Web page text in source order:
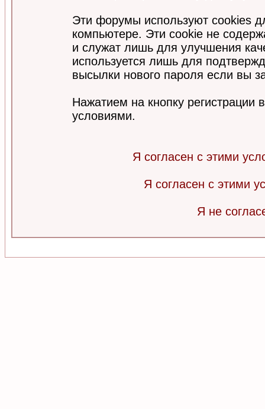
Эти форумы используют cookies
компьютере. Эти cookie не
и служат лишь для улучшения
используется лишь для
высылки нового пароля если вы
Нажатием на кнопку регистрации
условиями.
Я согласен с этими
Я согласен с этими
Я не